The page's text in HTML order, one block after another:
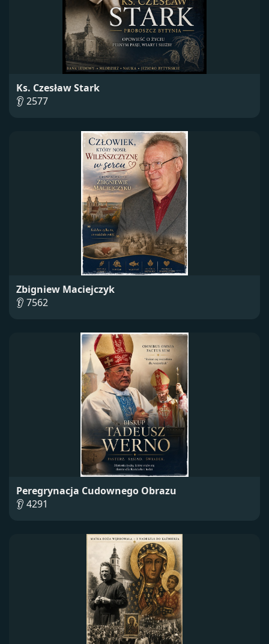
Ks. Czesław Stark
👂 2577
Zbigniew Maciejczyk
👂 7562
Peregrynacja Cudownego Obrazu
👂 4291